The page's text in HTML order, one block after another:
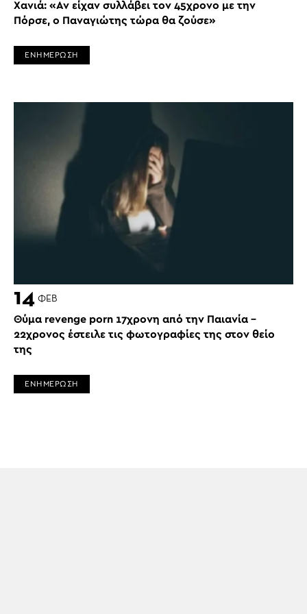
Χανιά: «Αν είχαν συλλάβει τον 45χρονο με την
Πόρσε, ο Παναγιώτης τώρα θα ζούσε»
ΕΝΗΜΕΡΩΣΗ
14 ΦΕΒ
Θύμα revenge porn 17χρονη από την Παιανία –
22χρονος έστειλε τις φωτογραφίες της στον θείο
της
ΕΝΗΜΕΡΩΣΗ